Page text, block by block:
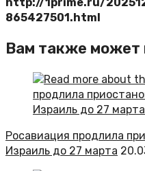
865427501.html
Вам также может
Росавиация продлила
Израиль до 27 марта